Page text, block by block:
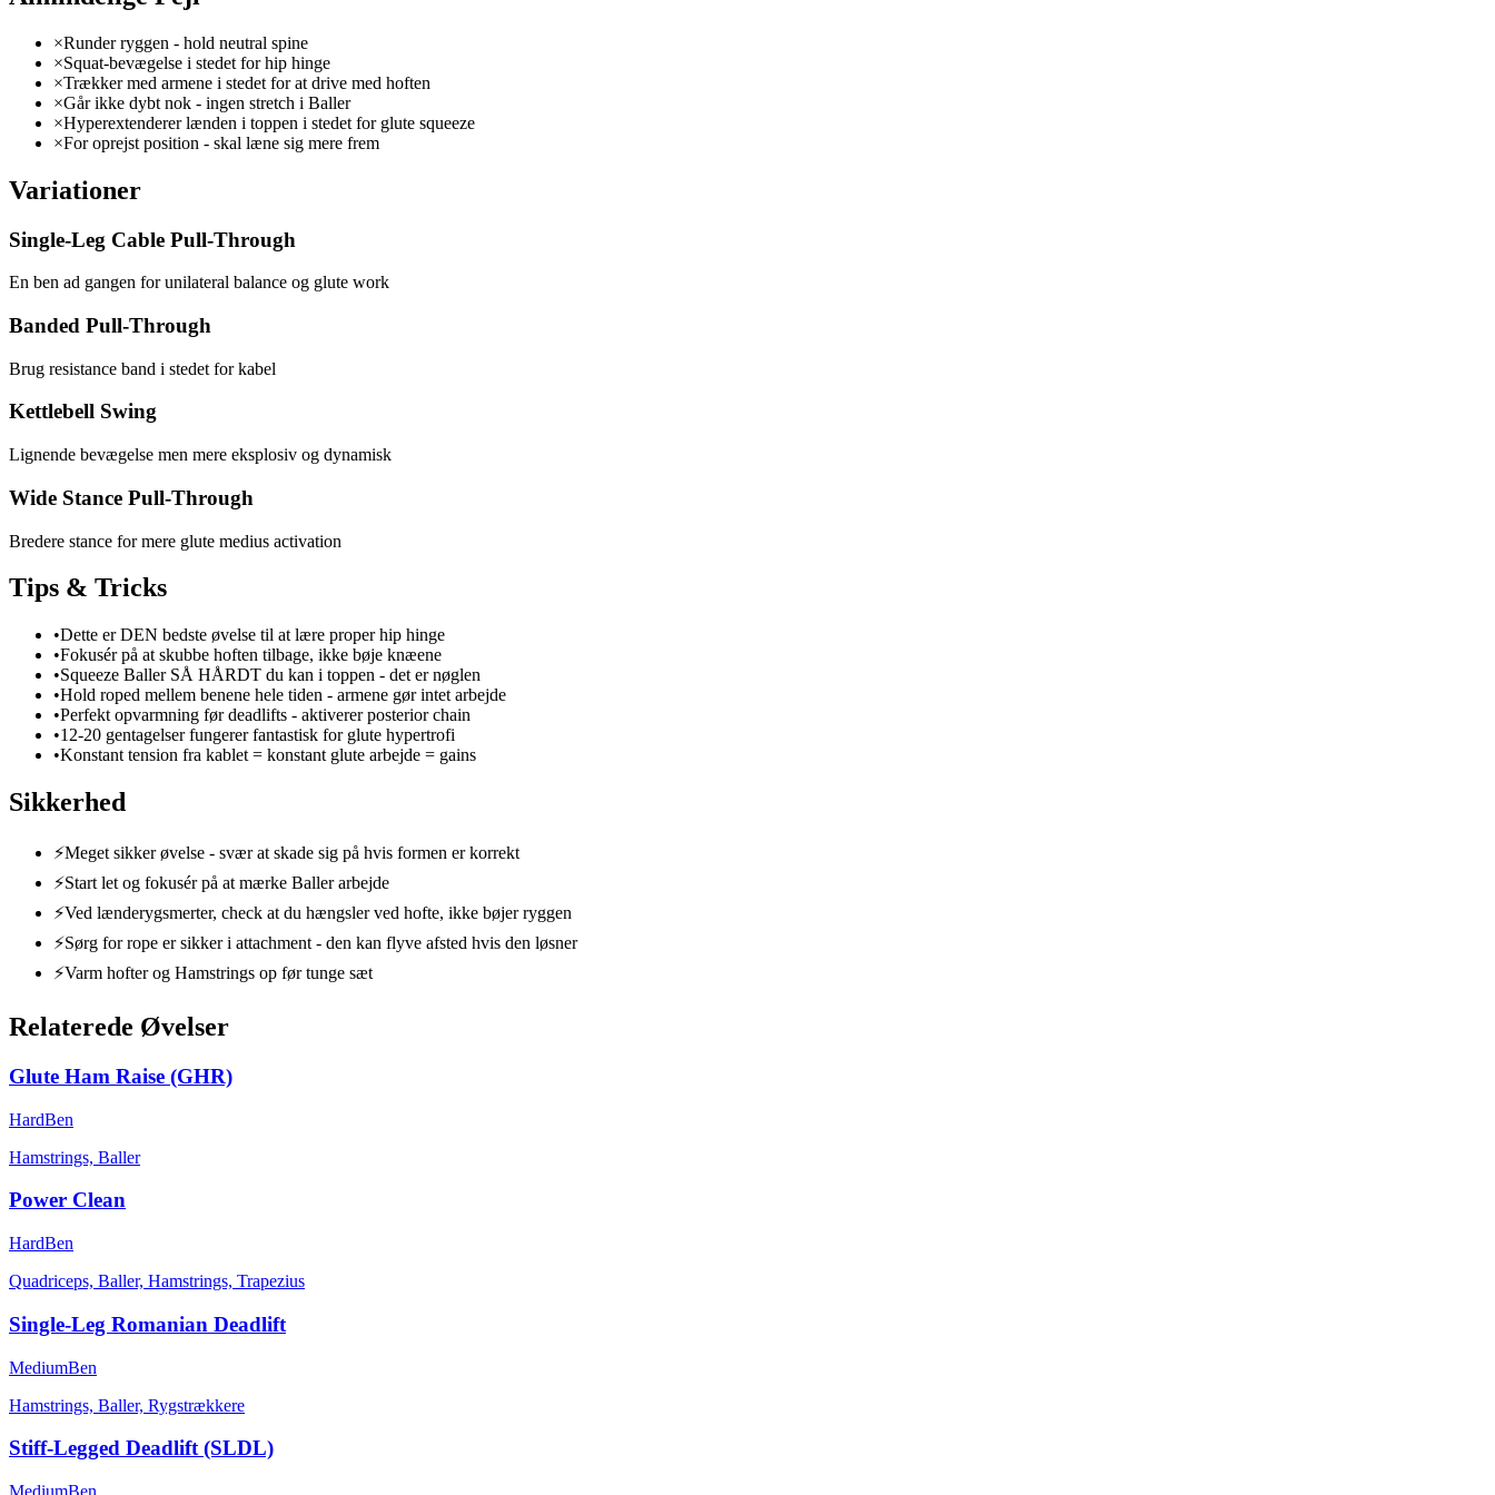
×Runder ryggen - hold neutral spine
×Squat-bevægelse i stedet for hip hinge
×Trækker med armene i stedet for at drive med hoften
×Går ikke dybt nok - ingen stretch i Baller
×Hyperextenderer lænden i toppen i stedet for glute squeeze
×For oprejst position - skal læne sig mere frem
Variationer
Single-Leg Cable Pull-Through
En ben ad gangen for unilateral balance og glute work
Banded Pull-Through
Brug resistance band i stedet for kabel
Kettlebell Swing
Lignende bevægelse men mere eksplosiv og dynamisk
Wide Stance Pull-Through
Bredere stance for mere glute medius activation
Tips & Tricks
•Dette er DEN bedste øvelse til at lære proper hip hinge
•Fokusér på at skubbe hoften tilbage, ikke bøje knæene
•Squeeze Baller SÅ HÅRDT du kan i toppen - det er nøglen
•Hold roped mellem benene hele tiden - armene gør intet arbejde
•Perfekt opvarmning før deadlifts - aktiverer posterior chain
•12-20 gentagelser fungerer fantastisk for glute hypertrofi
•Konstant tension fra kablet = konstant glute arbejde = gains
Sikkerhed
⚡Meget sikker øvelse - svær at skade sig på hvis formen er korrekt
⚡Start let og fokusér på at mærke Baller arbejde
⚡Ved lænderygsmerter, check at du hængsler ved hofte, ikke bøjer ryggen
⚡Sørg for rope er sikker i attachment - den kan flyve afsted hvis den løsner
⚡Varm hofter og Hamstrings op før tunge sæt
Relaterede Øvelser
Glute Ham Raise (GHR)
HardBen
Hamstrings, Baller
Power Clean
HardBen
Quadriceps, Baller, Hamstrings, Trapezius
Single-Leg Romanian Deadlift
MediumBen
Hamstrings, Baller, Rygstrækkere
Stiff-Legged Deadlift (SLDL)
MediumBen